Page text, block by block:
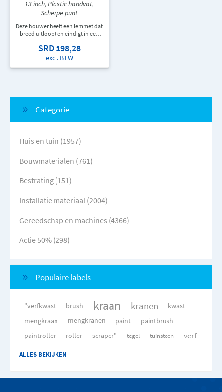
13 inch, Plastic handvat,
Scherpe punt
Deze houwer heeft een lemmet dat
breed uitloopt en eindigt in een
recht zwart plastic handvat en is
330 mm lang.
SRD 198,28
excl. BTW
Categorie
Huis en tuin (1957)
Bouwmaterialen (761)
Bestrating (151)
Installatie materiaal (2004)
Gereedschap en machines (4366)
Actie 50% (298)
Populaire labels
"verfkwast brush kraan kranen
kwast
mengkraan
mengkranen paint
paintbrush
paintroller
roller scraper" tegel tuinsteen verf
ALLES BEKIJKEN